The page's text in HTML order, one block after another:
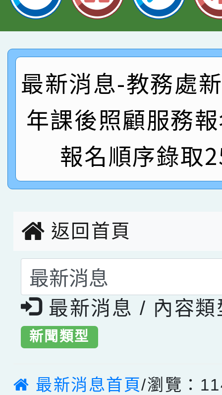
指導老師林老師
賽 劉文瑛教師榮獲教
賀！本校參與2026世
賽 洪綺君教師榮獲社
名
賀！本校阿巴斯O蜜、
倩參加桃園市科展 國
名 指導老師王老師、
賀！本校四年二班張O
園市英語競賽國小朗讀
指導老師林老師
賀！本校參加桃園市中
賽 劉文瑛教師榮獲教
臺灣台語-第二名
賀！本校參與2026世
市賽榮獲科學小創客佳
最新消息-教務處
年課後照顧服務
報名順序錄取
返回首頁
選擇後頁面內容會更
最新消息 / 內容類
新聞類型
最新消息首頁/瀏覽：